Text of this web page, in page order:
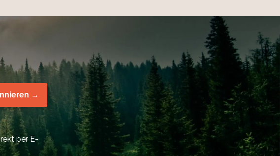
→
per E-